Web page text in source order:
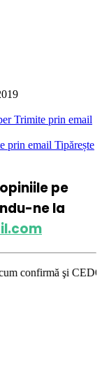
Trimite prin email
prin email Tipărește
pe
ne la
CEDO în cazul